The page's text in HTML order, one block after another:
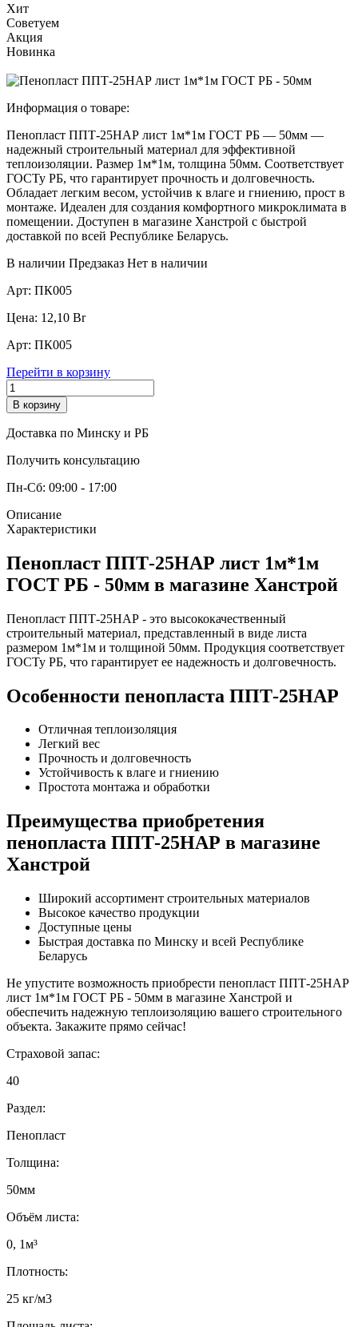
Хит
Советуем
Акция
Новинка
Информация о товаре:
Пенопласт ППТ-25НАР лист 1м*1м ГОСТ РБ — 50мм —
надежный строительный материал для эффективной
теплоизоляции. Размер 1м*1м, толщина 50мм. Соответствует
ГОСТу РБ, что гарантирует прочность и долговечность.
Обладает легким весом, устойчив к влаге и гниению, прост в
монтаже. Идеален для создания комфортного микроклимата в
помещении. Доступен в магазине Ханстрой с быстрой
доставкой по всей Республике Беларусь.
В наличии Предзаказ Нет в наличии
Арт: ПК005
Цена: 12,10 Br
Арт: ПК005
Перейти в корзину
В корзину
Доставка по Минску и РБ
Получить консультацию
Пн-Сб: 09:00 - 17:00
Описание
Характеристики
Пенопласт ППТ-25НАР лист 1м*1м
ГОСТ РБ - 50мм в магазине Ханстрой
Пенопласт ППТ-25НАР - это высококачественный
строительный материал, представленный в виде листа
размером 1м*1м и толщиной 50мм. Продукция соответствует
ГОСТу РБ, что гарантирует ее надежность и долговечность.
Особенности пенопласта ППТ-25НАР
Отличная теплоизоляция
Легкий вес
Прочность и долговечность
Устойчивость к влаге и гниению
Простота монтажа и обработки
Преимущества приобретения
пенопласта ППТ-25НАР в магазине
Ханстрой
Широкий ассортимент строительных материалов
Высокое качество продукции
Доступные цены
Быстрая доставка по Минску и всей Республике
Беларусь
Не упустите возможность приобрести пенопласт ППТ-25НАР
лист 1м*1м ГОСТ РБ - 50мм в магазине Ханстрой и
обеспечить надежную теплоизоляцию вашего строительного
объекта. Закажите прямо сейчас!
Страховой запас:
40
Раздел:
Пенопласт
Толщина:
50мм
Объём листа:
0, 1м³
Плотность:
25 кг/м3